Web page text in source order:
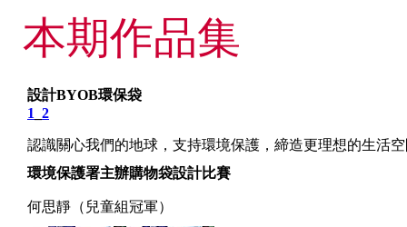
本期作品集
設計BYOB環保袋
1 2
認識關心我們的地球，支持環境保護，締造更理想的生活
環境保護署主辦購物袋設計比賽
何思靜（兒童組冠軍）